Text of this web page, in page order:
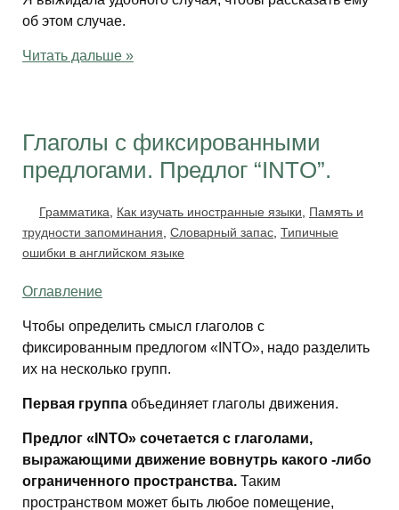
об этом случае.
Читать дальше »
Глаголы с фиксированными
предлогами. Предлог “INTO”.
Грамматика Как изучать иностранные языки
Память и
трудности запоминания Словарный запас Типичные
ошибки в английском языке
Оглавление
Чтобы определить смысл глаголов с
фиксированным предлогом «INTO», надо разделить
их на несколько групп.
Первая группа объединяет глаголы движения.
Предлог «INTO» сочетается с глаголами,
выражающими движение вовнутрь какого -либо
ограниченного пространства. Таким
пространством может быть любое помещение,